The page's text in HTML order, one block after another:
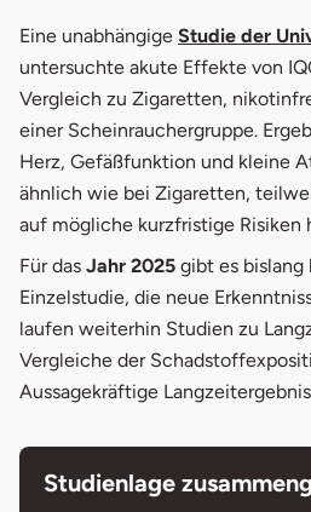
Eine unabhängige Studie der
untersuchte akute Effekte von
Vergleich zu Zigaretten,
einer Scheinrauchergruppe.
Herz, Gefäßfunktion und kleine
ähnlich wie bei Zigaretten,
auf mögliche kurzfristige Risiken
Für das Jahr 2025 gibt es bislang
Einzelstudie, die neue
laufen weiterhin Studien zu
Vergleiche der
Aussagekräftige
Studienlage